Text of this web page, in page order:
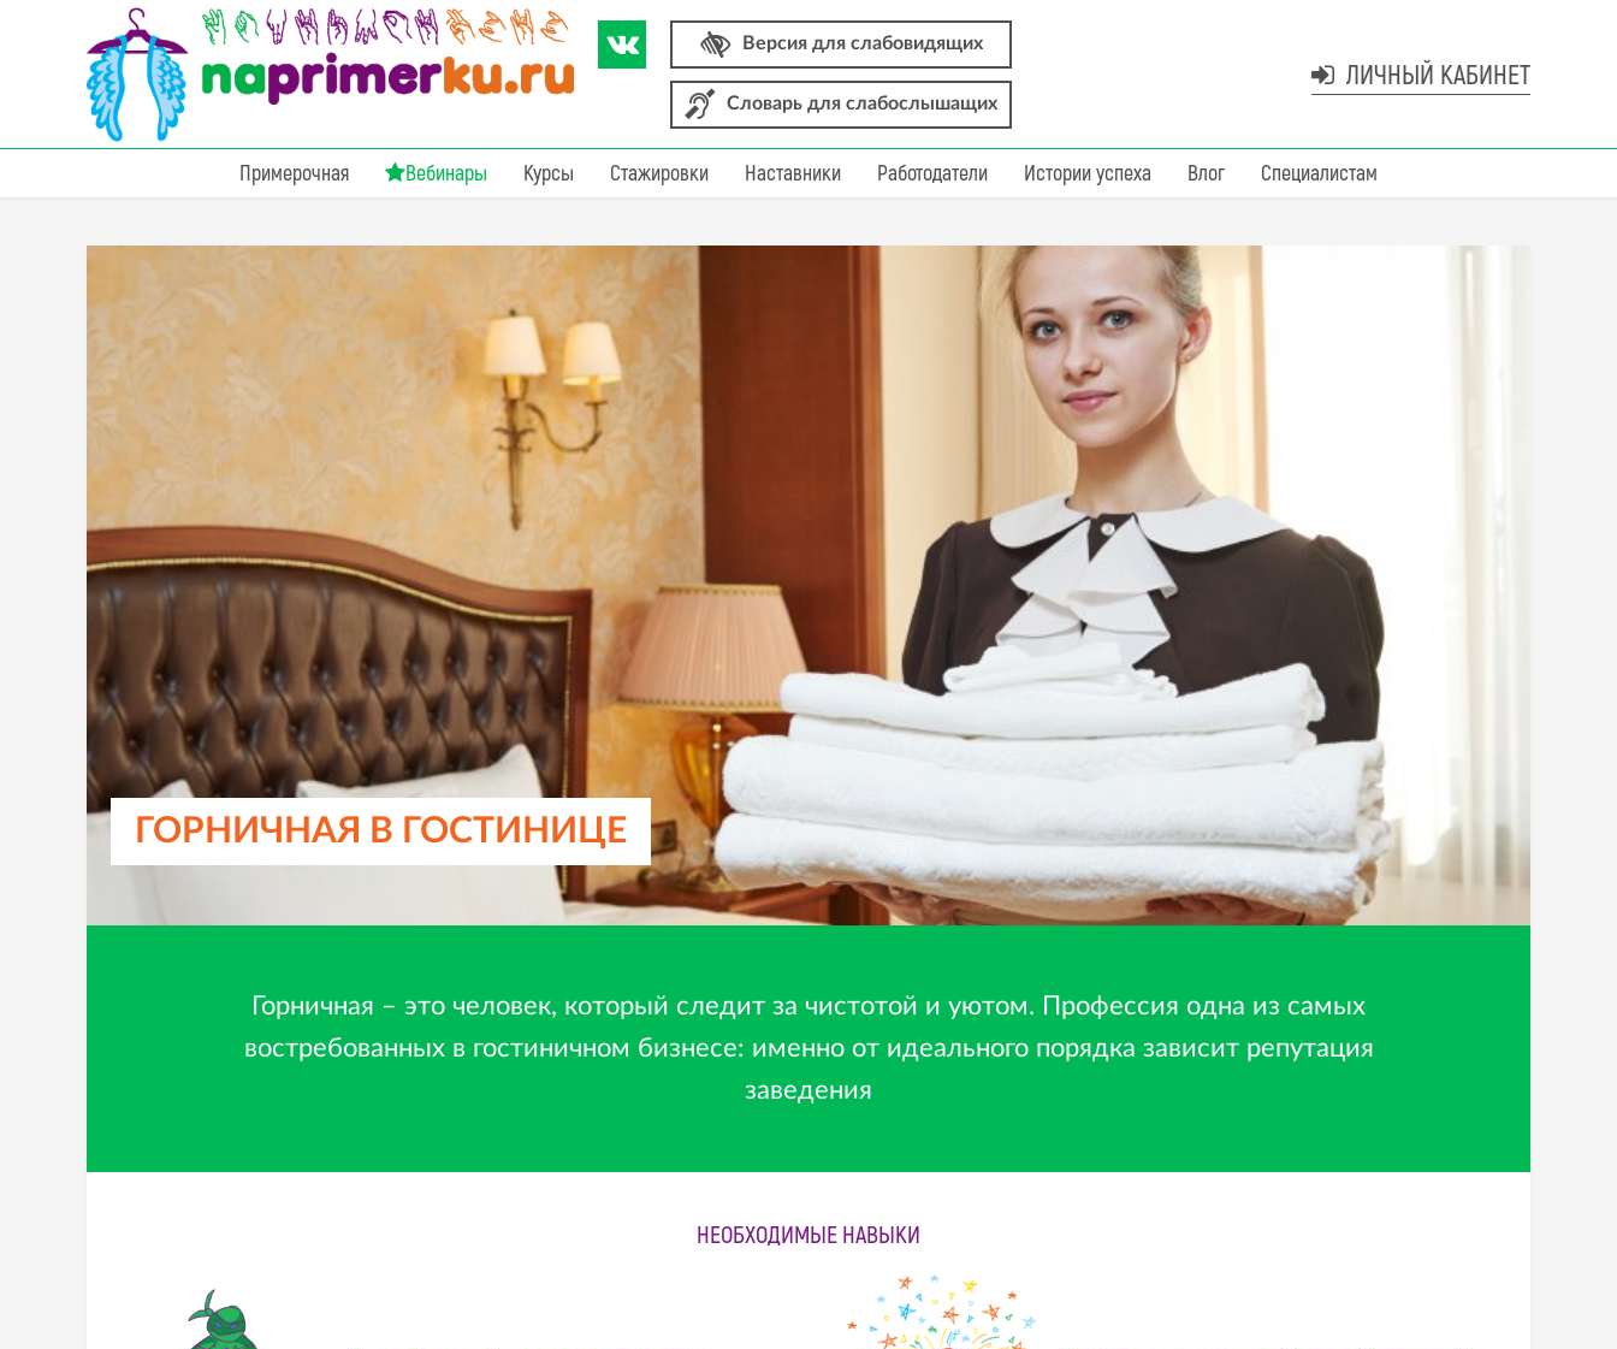
Версия для слабовидящих
Словарь для слабослышащих
ЛИЧНЫЙ КАБИНЕТ
Примерочная Вебинары Курсы Стажировки Наставники Работодатели Истории успеха Влог Специалистам
ГОРНИЧНАЯ В ГОСТИНИЦЕ
Горничная – это человек, который следит за чистотой и уютом. Профессия одна из самых
востребованных в гостиничном бизнесе: именно от идеального порядка зависит репутация
заведения
НЕОБХОДИМЫЕ НАВЫКИ